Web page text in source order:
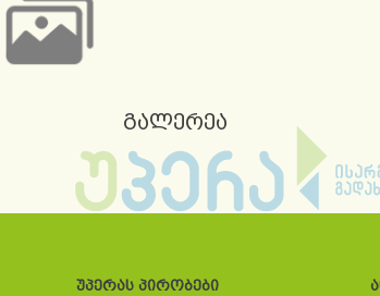
გალერეა
უპერას პირობები